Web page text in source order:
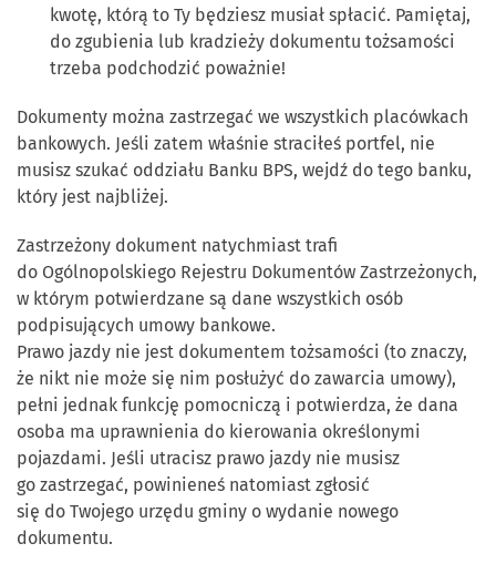
kwotę, którą to Ty będziesz musiał spłacić. Pamiętaj,
do zgubienia lub kradzieży dokumentu tożsamości
trzeba podchodzić poważnie!
Dokumenty można zastrzegać we wszystkich placówkach
bankowych. Jeśli zatem właśnie straciłeś portfel, nie
musisz szukać oddziału Banku BPS, wejdź do tego banku,
który jest najbliżej.
Zastrzeżony dokument natychmiast trafi
do Ogólnopolskiego Rejestru Dokumentów Zastrzeżonych,
w którym potwierdzane są dane wszystkich osób
podpisujących umowy bankowe.
Prawo jazdy nie jest dokumentem tożsamości (to znaczy,
że nikt nie może się nim posłużyć do zawarcia umowy),
pełni jednak funkcję pomocniczą i potwierdza, że dana
osoba ma uprawnienia do kierowania określonymi
pojazdami. Jeśli utracisz prawo jazdy nie musisz
go zastrzegać, powinieneś natomiast zgłosić
się do Twojego urzędu gminy o wydanie nowego
dokumentu.